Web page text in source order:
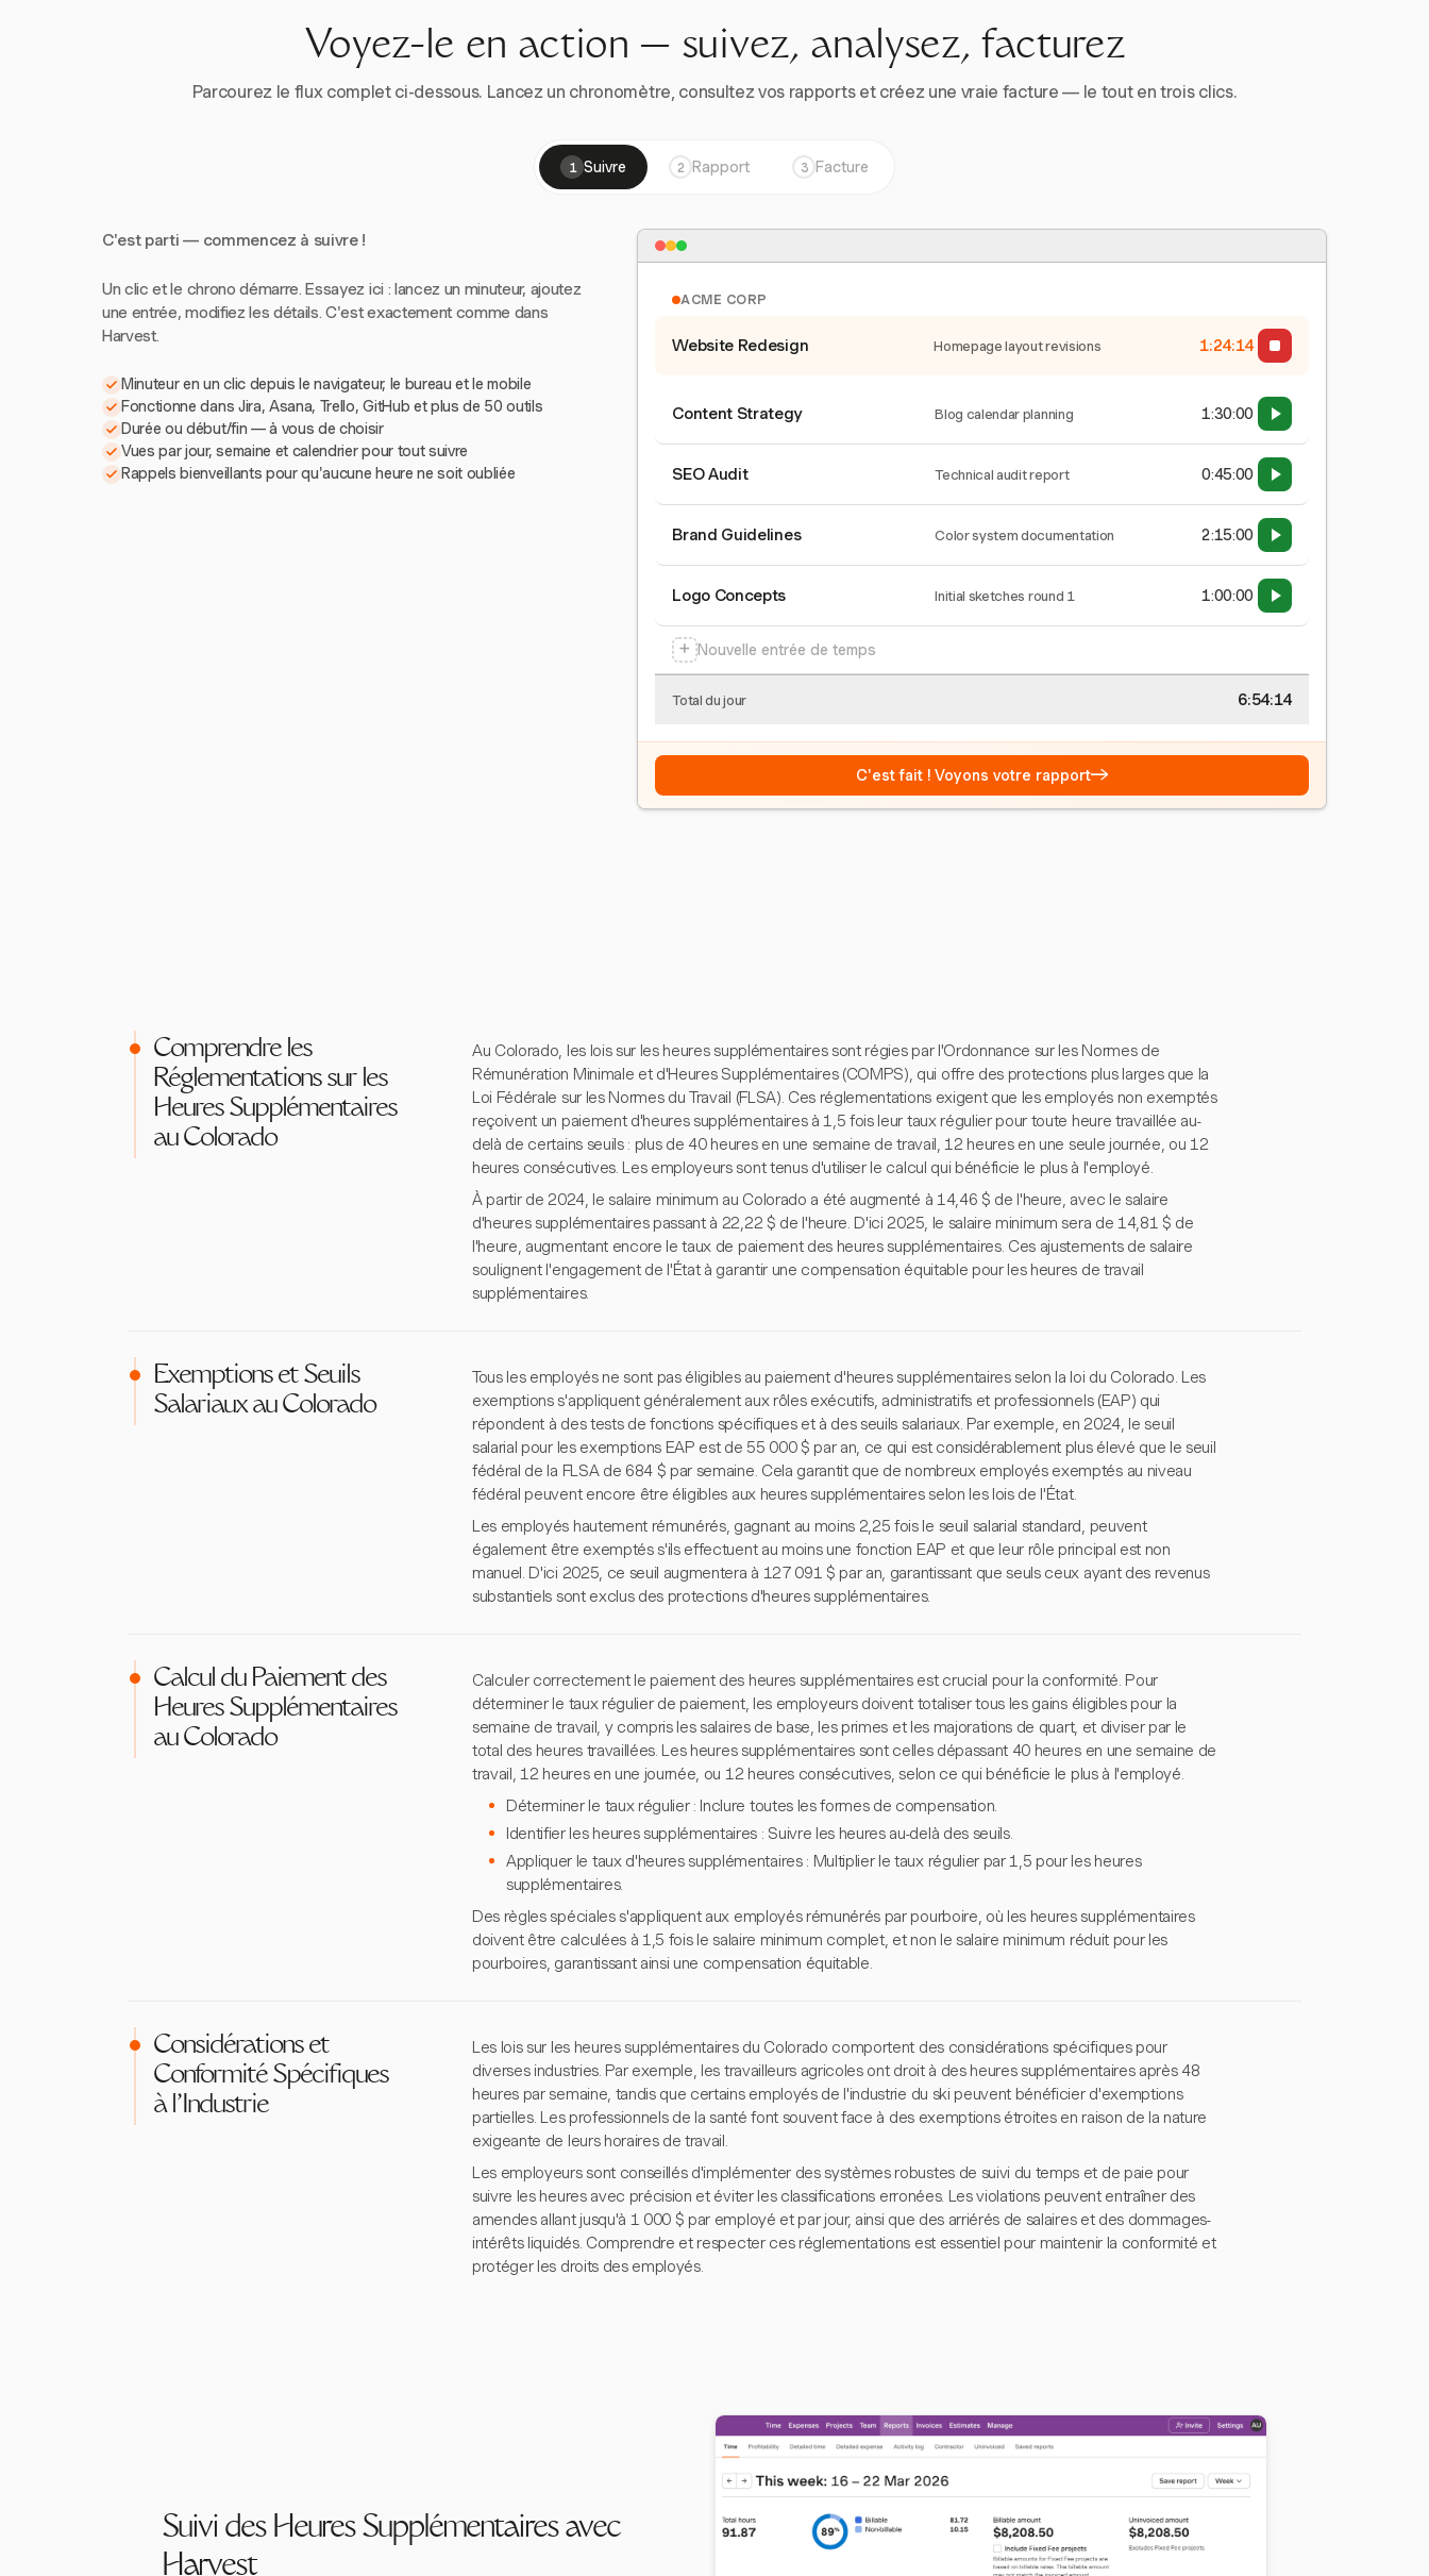
Voyez-le en action — suivez, analysez, facturez
Parcourez le flux complet ci-dessous. Lancez un chronomètre, consultez vos rapports et créez une vraie facture — le tout en trois clics.
1 Suivre 2 Rapport 3 Facture
C'est parti — commencez à suivre !
Un clic et le chrono démarre. Essayez ici : lancez un minuteur, ajoutez
une entrée, modifiez les détails. C'est exactement comme dans
Harvest.
Minuteur en un clic depuis le navigateur, le bureau et le mobile
Fonctionne dans Jira, Asana, Trello, GitHub et plus de 50 outils
Durée ou début/fin — à vous de choisir
Vues par jour, semaine et calendrier pour tout suivre
Rappels bienveillants pour qu'aucune heure ne soit oubliée
ACME CORP
Website Redesign Homepage layout revisions 1:24:15
Content Strategy Blog calendar planning 1:30:00
SEO Audit Technical audit report 0:45:00
Brand Guidelines Color system documentation 2:15:00
Logo Concepts Initial sketches round 1 1:00:00
+ Nouvelle entrée de temps
Total du jour 6:54:15
C'est fait ! Voyons votre rapport→
Comprendre les
Réglementations sur les
Heures Supplémentaires
au Colorado
Au Colorado, les lois sur les heures supplémentaires sont régies par l'Ordonnance sur les Normes de
Rémunération Minimale et d'Heures Supplémentaires (COMPS), qui offre des protections plus larges que la
Loi Fédérale sur les Normes du Travail (FLSA). Ces réglementations exigent que les employés non exemptés
reçoivent un paiement d'heures supplémentaires à 1,5 fois leur taux régulier pour toute heure travaillée au-
delà de certains seuils : plus de 40 heures en une semaine de travail, 12 heures en une seule journée, ou 12
heures consécutives. Les employeurs sont tenus d'utiliser le calcul qui bénéficie le plus à l'employé.
À partir de 2024, le salaire minimum au Colorado a été augmenté à 14,46 $ de l'heure, avec le salaire
d'heures supplémentaires passant à 22,22 $ de l'heure. D'ici 2025, le salaire minimum sera de 14,81 $ de
l'heure, augmentant encore le taux de paiement des heures supplémentaires. Ces ajustements de salaire
soulignent l'engagement de l'État à garantir une compensation équitable pour les heures de travail
supplémentaires.
Exemptions et Seuils
Salariaux au Colorado
Tous les employés ne sont pas éligibles au paiement d'heures supplémentaires selon la loi du Colorado. Les
exemptions s'appliquent généralement aux rôles exécutifs, administratifs et professionnels (EAP) qui
répondent à des tests de fonctions spécifiques et à des seuils salariaux. Par exemple, en 2024, le seuil
salarial pour les exemptions EAP est de 55 000 $ par an, ce qui est considérablement plus élevé que le seuil
fédéral de la FLSA de 684 $ par semaine. Cela garantit que de nombreux employés exemptés au niveau
fédéral peuvent encore être éligibles aux heures supplémentaires selon les lois de l'État.
Les employés hautement rémunérés, gagnant au moins 2,25 fois le seuil salarial standard, peuvent
également être exemptés s'ils effectuent au moins une fonction EAP et que leur rôle principal est non
manuel. D'ici 2025, ce seuil augmentera à 127 091 $ par an, garantissant que seuls ceux ayant des revenus
substantiels sont exclus des protections d'heures supplémentaires.
Calcul du Paiement des
Heures Supplémentaires
au Colorado
Calculer correctement le paiement des heures supplémentaires est crucial pour la conformité. Pour
déterminer le taux régulier de paiement, les employeurs doivent totaliser tous les gains éligibles pour la
semaine de travail, y compris les salaires de base, les primes et les majorations de quart, et diviser par le
total des heures travaillées. Les heures supplémentaires sont celles dépassant 40 heures en une semaine de
travail, 12 heures en une journée, ou 12 heures consécutives, selon ce qui bénéficie le plus à l'employé.
Déterminer le taux régulier : Inclure toutes les formes de compensation.
Identifier les heures supplémentaires : Suivre les heures au-delà des seuils.
Appliquer le taux d'heures supplémentaires : Multiplier le taux régulier par 1,5 pour les heures
supplémentaires.
Des règles spéciales s'appliquent aux employés rémunérés par pourboire, où les heures supplémentaires
doivent être calculées à 1,5 fois le salaire minimum complet, et non le salaire minimum réduit pour les
pourboires, garantissant ainsi une compensation équitable.
Considérations et
Conformité Spécifiques
à l'Industrie
Les lois sur les heures supplémentaires du Colorado comportent des considérations spécifiques pour
diverses industries. Par exemple, les travailleurs agricoles ont droit à des heures supplémentaires après 48
heures par semaine, tandis que certains employés de l'industrie du ski peuvent bénéficier d'exemptions
partielles. Les professionnels de la santé font souvent face à des exemptions étroites en raison de la nature
exigeante de leurs horaires de travail.
Les employeurs sont conseillés d'implémenter des systèmes robustes de suivi du temps et de paie pour
suivre les heures avec précision et éviter les classifications erronées. Les violations peuvent entraîner des
amendes allant jusqu'à 1 000 $ par employé et par jour, ainsi que des arriérés de salaires et des dommages-
intérêts liquidés. Comprendre et respecter ces réglementations est essentiel pour maintenir la conformité et
protéger les droits des employés.
Suivi des Heures Supplémentaires avec
Harvest